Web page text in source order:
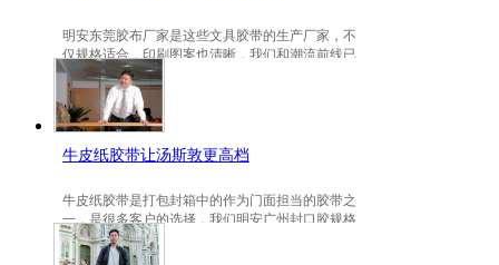
明安东莞胶布厂家是这些文具胶带的生产厂家，不
仅规格适合，印刷图案也清晰，我们和潮流前线已
有3年的稳定合作关系。
牛皮纸胶带让汤斯敦更高档
牛皮纸胶带是打包封箱中的作为门面担当的胶带之
一，是很多客户的选择，我们明安广州封口胶规格
包装的牛皮纸胶带就是汤斯敦的选择。